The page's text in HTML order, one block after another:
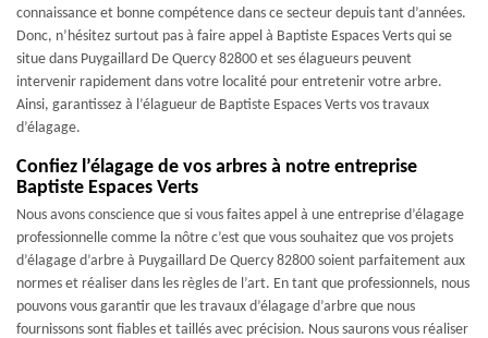
connaissance et bonne compétence dans ce secteur depuis tant d’années.
Donc, n’hésitez surtout pas à faire appel à Baptiste Espaces Verts qui se
situe dans Puygaillard De Quercy 82800 et ses élagueurs peuvent
intervenir rapidement dans votre localité pour entretenir votre arbre.
Ainsi, garantissez à l’élagueur de Baptiste Espaces Verts vos travaux
d’élagage.
Confiez l’élagage de vos arbres à notre entreprise
Baptiste Espaces Verts
Nous avons conscience que si vous faites appel à une entreprise d’élagage
professionnelle comme la nôtre c’est que vous souhaitez que vos projets
d’élagage d’arbre à Puygaillard De Quercy 82800 soient parfaitement aux
normes et réaliser dans les règles de l’art. En tant que professionnels, nous
pouvons vous garantir que les travaux d’élagage d’arbre que nous
fournissons sont fiables et taillés avec précision. Nous saurons vous réaliser